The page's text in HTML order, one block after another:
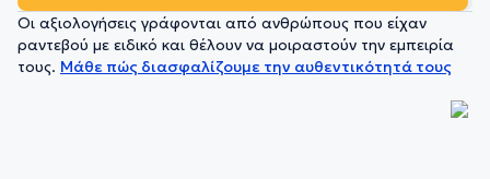
Οι αξιολογήσεις γράφονται από ανθρώπους που είχαν
ραντεβού με ειδικό και θέλουν να μοιραστούν την εμπειρία
τους. Μάθε πώς διασφαλίζουμε την αυθεντικότητά τους